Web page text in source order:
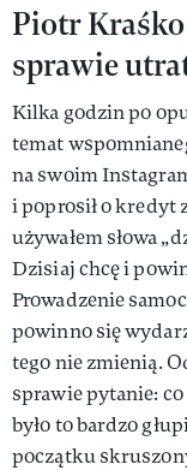
Piotr
sprawie
Kilka godzin po
temat
na swoim
i poprosił o kredyt
używałem słowa
Dzisiaj chcę i
Prowadzenie
powinno się
tego nie zmienią.
sprawie pytanie: co
było to bardzo
początku